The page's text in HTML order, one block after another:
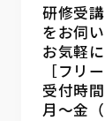
研修受
をお伺
お気軽
［フリ
受付時
月～金